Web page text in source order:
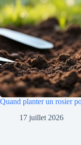
Quand planter un rosier
17 juillet 2026